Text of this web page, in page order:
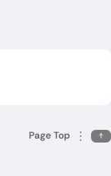
Page Top